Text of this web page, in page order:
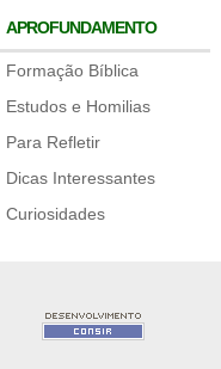
APROFUNDAMENTO
Formação Bíblica
Estudos e Homilias
Para Refletir
Dicas Interessantes
Curiosidades